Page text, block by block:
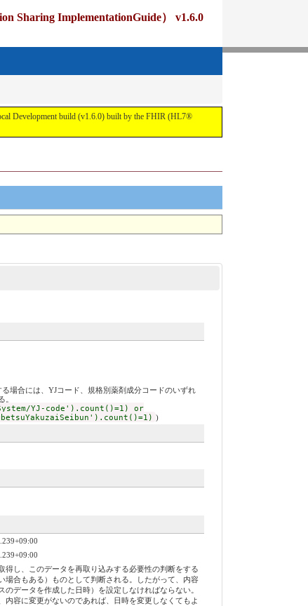
Sharing ImplementationGuide） v1.6.0
Development build (v1.6.0) built by the FHIR (HL7®
場合には、YJコード、規格別薬剤成分コードのいずれ
。
YJ-code').count()=1) or
)
し、このデータを再取り込みする必要性の判断をする
合もある）ものとして判断される。したがって、内容
データを作成した日時）を設定しなければならない。
容に変更がないのであれば、日時を変更しなくてもよ